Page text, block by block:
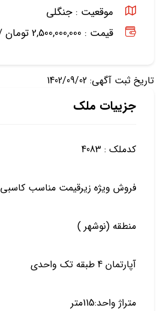
موقعیت : جنگلی
قیمت : 2,500,000,000 تومان /
تاریخ ثبت آگهی: 1402/09/02
جزییات ملک
کدملک : 4083
فروش ویژه زیرقیمت مناسب کاسبی
منطقه (نوشهر )
آپارتمان 4 طبقه تک واحدی
متراژ واحد:115متر